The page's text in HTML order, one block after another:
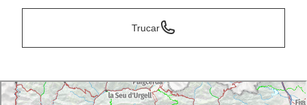
Trucar